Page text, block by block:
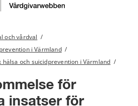
och vårdval /
i Värmland /
hälsa och suicidprevention i Värmland /
för
insatser för